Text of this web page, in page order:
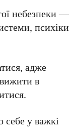
небезпеки —
психіки
адже
в
себе у важкі